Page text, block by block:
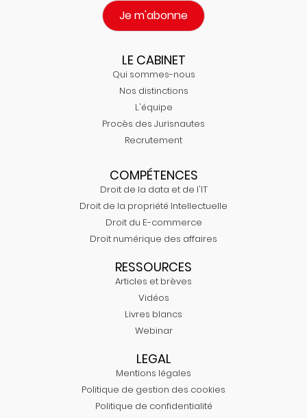
Je m'abonne
LE CABINET
Qui sommes-nous
Nos distinctions
L'équipe
Procès des Jurisnautes
Recrutement
COMPÉTENCES
Droit de la data et de l'IT
Droit de la propriété Intellectuelle
Droit du E-commerce
Droit numérique des affaires
RESSOURCES
Articles et brèves
Vidéos
Livres blancs
Webinar
LEGAL
Mentions légales
Politique de gestion des cookies
Politique de confidentialité